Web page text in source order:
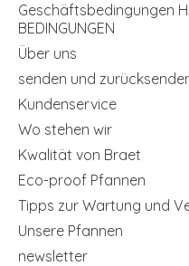
Geschäftsbedingungen
BEDINGUNGEN
Über uns
senden und
Kundenservice
Wo stehen wir
Kwalität von Braet
Eco-proof Pfannen
Tipps zur Wartung und
Unsere Pfannen
newsletter